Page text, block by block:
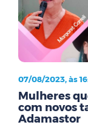
07/08/2023, às
Mulheres
com novos
Adamastor